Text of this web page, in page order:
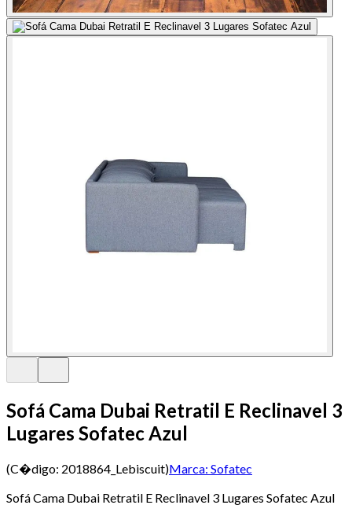
Sofá Cama Dubai Retratil E Reclinavel 3
Lugares Sofatec Azul
(C�digo: 2018864_Lebiscuit)Marca: Sofatec
Sofá Cama Dubai Retratil E Reclinavel 3 Lugares Sofatec Azul